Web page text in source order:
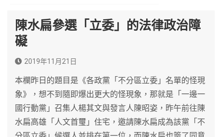
陳水扁參選「立委」的法律政治障
礙
2019年11月21日
本欄昨日的題目是《各政黨「不分區立委」名單的怪現
象》，想不到隨即爆出更大的怪現象，那就是「一邊一
國行動黨」召集人楊其文與發言人陳昭姿，昨午前往陳
水扁高雄「人文首璽」住宅，邀請陳水扁成為該黨「不